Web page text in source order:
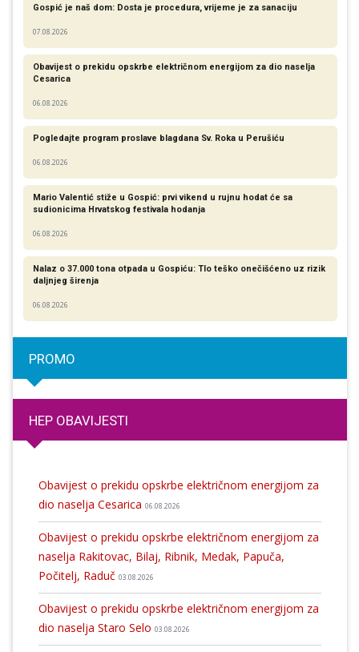
Gospić je naš dom: Dosta je procedura, vrijeme je za sanaciju
07.08.2026
Obavijest o prekidu opskrbe električnom energijom za dio naselja
Cesarica
06.08.2026
Pogledajte program proslave blagdana Sv. Roka u Perušiću
06.08.2026
Mario Valentić stiže u Gospić: prvi vikend u rujnu hodat će sa
sudionicima Hrvatskog festivala hodanja
06.08.2026
Nalaz o 37.000 tona otpada u Gospiću: Tlo teško onečišćeno uz rizik
daljnjeg širenja
06.08.2026
PROMO
HEP OBAVIJESTI
Obavijest o prekidu opskrbe električnom energijom za
dio naselja Cesarica 06.08.2026
Obavijest o prekidu opskrbe električnom energijom za
naselja Rakitovac, Bilaj, Ribnik, Medak, Papuča,
Počitelj, Raduč 03.08.2026
Obavijest o prekidu opskrbe električnom energijom za
dio naselja Staro Selo 03.08.2026